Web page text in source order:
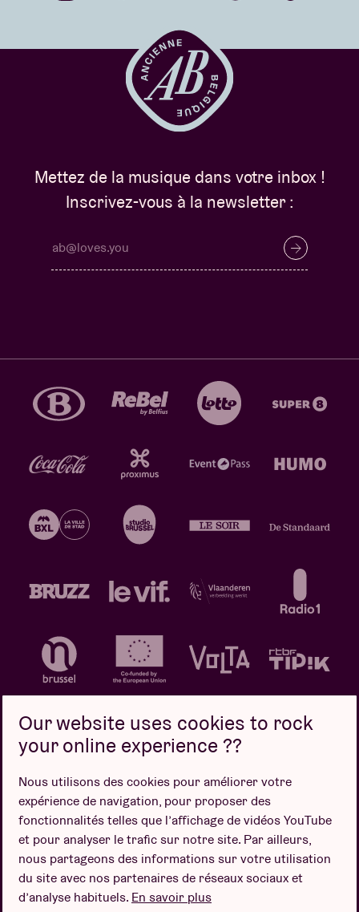
Mettez de la musique dans votre inbox !
Inscrivez-vous à la newsletter :
Politique de confidentialité
Politique de cookies
Conditions de vente
Design par
Our website uses cookies to rock
your online experience ??
Nous utilisons des cookies pour améliorer votre
expérience de navigation, pour proposer des
fonctionnalités telles que l’affichage de vidéos YouTube
et pour analyser le trafic sur notre site. Par ailleurs,
nous partageons des informations sur votre utilisation
du site avec nos partenaires de réseaux sociaux et
d’analyse habituels. En savoir plus